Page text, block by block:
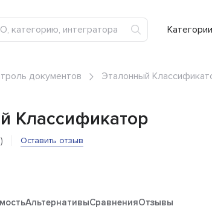
документов Эталонный
Классификатор
Оставить отзыв
АльтернативыСравненияОтзывы